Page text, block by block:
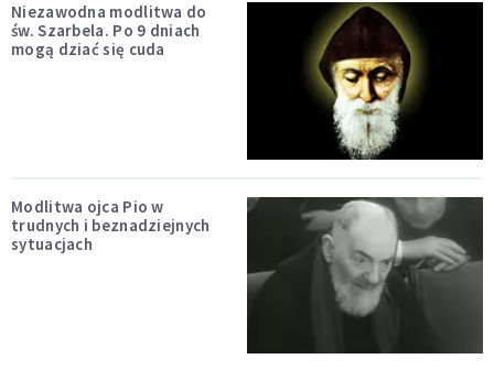
Niezawodna modlitwa do
św. Szarbela. Po 9 dniach
mogą dziać się cuda
Modlitwa ojca Pio w
trudnych i beznadziejnych
sytuacjach